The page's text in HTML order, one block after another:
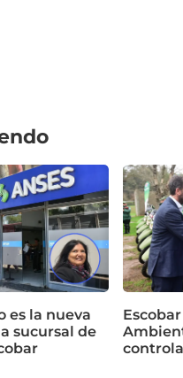
es la nueva
sucursal de